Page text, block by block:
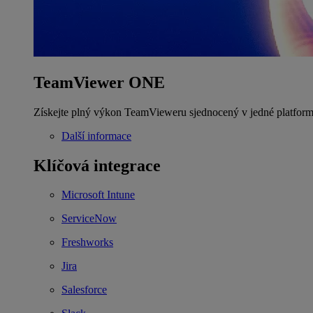
TeamViewer ONE
Získejte plný výkon TeamVieweru sjednocený v jedné
Další informace
Klíčová integrace
Microsoft Intune
ServiceNow
Freshworks
Jira
Salesforce